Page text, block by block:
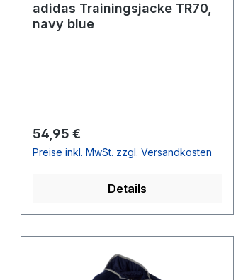
adidas Trainingsjacke TR70,
navy blue
Regulärer Preis:
54,95 €
Preise inkl. MwSt. zzgl. Versandkosten
Details